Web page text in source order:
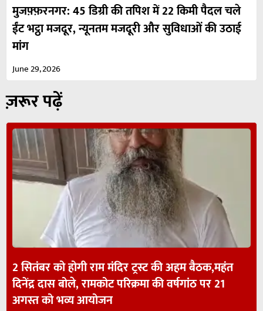
मुजफ़्फ़रनगर: 45 डिग्री की तपिश में 22 किमी पैदल चले
ईंट भट्ठा मजदूर, न्यूनतम मजदूरी और सुविधाओं की उठाई
मांग
June 29, 2026
ज़रूर पढ़ें
2 सितंबर को होगी राम मंदिर ट्रस्ट की अहम बैठक,महंत
दिनेंद्र दास बोले, रामकोट परिक्रमा की वर्षगांठ पर 21
अगस्त को भव्य आयोजन